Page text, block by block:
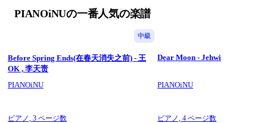
PIANOiNUの一番人気の楽譜
中級
Before Spring Ends(在春天消失之前) - 王
OK , 李天责
PIANOiNU
ピアノ, 3 ページ数
Dear Moon - Jehwi
PIANOiNU
ピアノ,4 ページ数